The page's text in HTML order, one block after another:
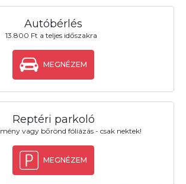
Autóbérlés
13.800 Ft a teljes időszakra
MEGNÉZEM
Reptéri parkoló
vagy bőrönd fóliázás - csak nektek!
MEGNÉZEM